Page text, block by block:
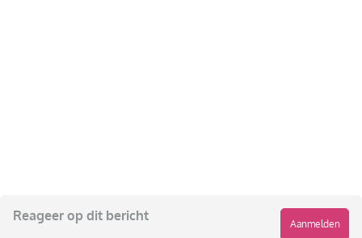
Reageer op dit bericht
Aanmelden